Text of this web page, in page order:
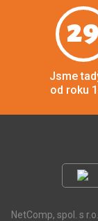
29
Jsme
od roku
NetComp, spol. s r.o.